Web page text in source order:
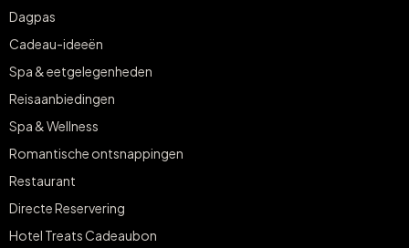
Dagpas
Cadeau-ideeën
Spa & eetgelegenheden
Reisaanbiedingen
Spa & Wellness
Romantische ontsnappingen
Restaurant
Directe Reservering
Hotel Treats Cadeaubon